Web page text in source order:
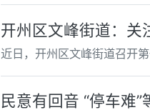
开州区文峰街道：关
近日，开州区文峰街道召开
民意有回音 “停车难”